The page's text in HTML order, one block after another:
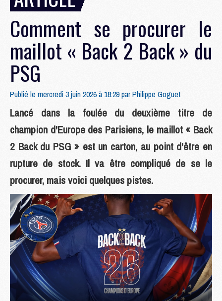
Comment se procurer le
maillot « Back 2 Back » du
PSG
Publié le mercredi 3 juin 2026 à 18:29 parPhilippe Goguet
Lancé dans la foulée du deuxième titre de
champion d'Europe des Parisiens, le maillot « Back
2 Back du PSG » est un carton, au point d'être en
rupture de stock. Il va être compliqué de se le
procurer, mais voici quelques pistes.